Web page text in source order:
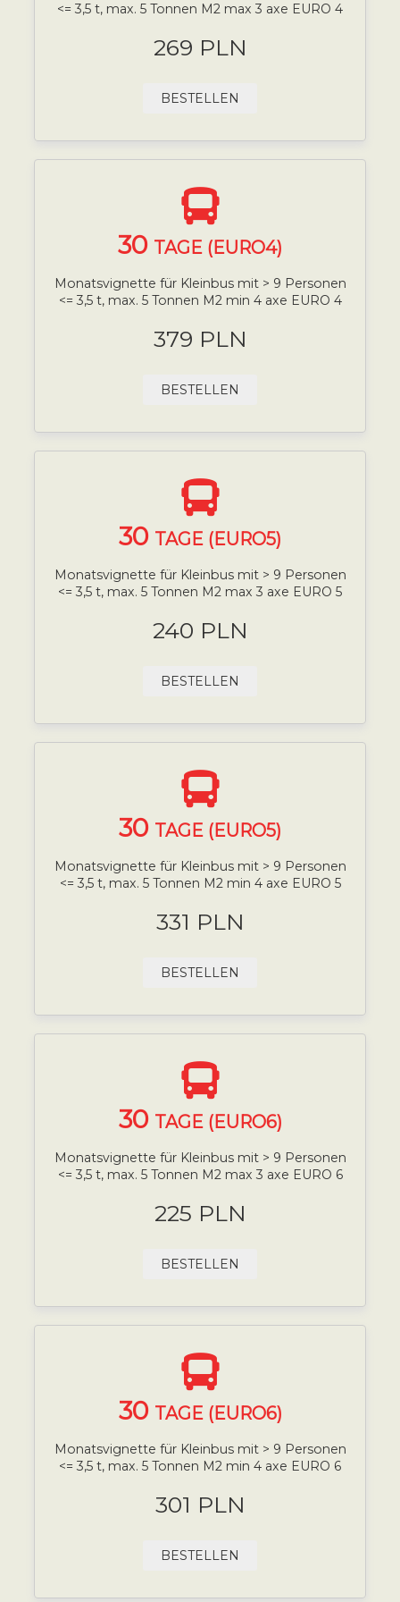
<= 3,5 t, max. 5 Tonnen M2 max 3 axe EURO 4
269 PLN
BESTELLEN
30 TAGE (EURO4)
Monatsvignette für Kleinbus mit > 9 Personen
<= 3,5 t, max. 5 Tonnen M2 min 4 axe EURO 4
379 PLN
BESTELLEN
30 TAGE (EURO5)
Monatsvignette für Kleinbus mit > 9 Personen
<= 3,5 t, max. 5 Tonnen M2 max 3 axe EURO 5
240 PLN
BESTELLEN
30 TAGE (EURO5)
Monatsvignette für Kleinbus mit > 9 Personen
<= 3,5 t, max. 5 Tonnen M2 min 4 axe EURO 5
331 PLN
BESTELLEN
30 TAGE (EURO6)
Monatsvignette für Kleinbus mit > 9 Personen
<= 3,5 t, max. 5 Tonnen M2 max 3 axe EURO 6
225 PLN
BESTELLEN
30 TAGE (EURO6)
Monatsvignette für Kleinbus mit > 9 Personen
<= 3,5 t, max. 5 Tonnen M2 min 4 axe EURO 6
301 PLN
BESTELLEN